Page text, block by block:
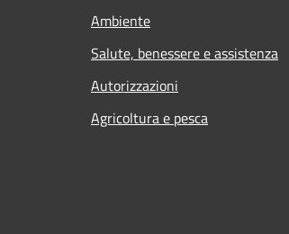
Ambiente
Salute, benessere e assistenza
Autorizzazioni
Agricoltura e pesca